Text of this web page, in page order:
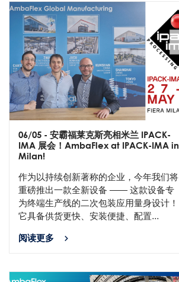
06/05 - 安霸福莱克斯亮相米兰 IPACK-
IMA 展会！AmbaFlex at IPACK-IMA in
Milan!
作为以持续创新著称的企业，今年我们将
重磅推出一款全新设备 —— 这款设备专
为终端生产线的二次包装应用量身设计！
它具备供货更快、安装便捷、配置...
阅读更多